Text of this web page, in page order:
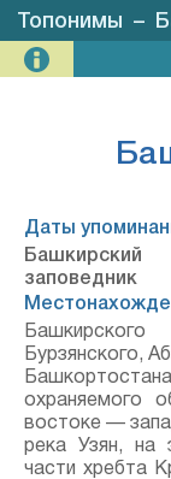
Топонимы –
Даты
заповедник
Бурзянского,
охраняемого
востоке —
река Узян, на
части хребта